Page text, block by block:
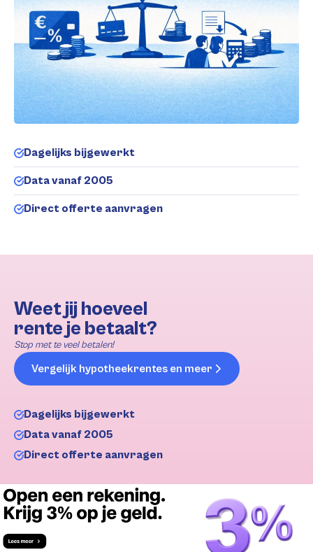
Dagelijks bijgewerkt
Data vanaf 2005
Direct offerte aanvragen
Weet jij hoeveel
rente je betaalt?
Stop met te veel betalen!
Vergelijk hypotheekrentes en meer
Dagelijks bijgewerkt
Data vanaf 2005
Direct offerte aanvragen